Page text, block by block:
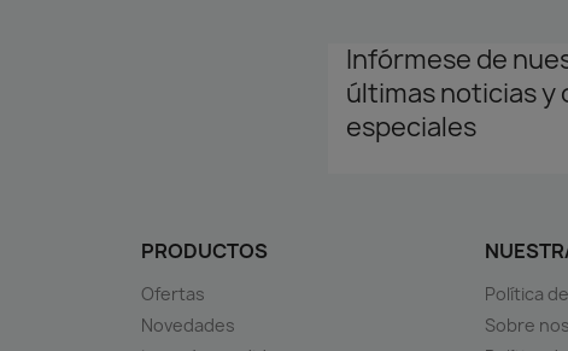
Infórmese de
últimas noticias y
especiales
PRODUCTOS
Ofertas
Novedades
Política
Sobre